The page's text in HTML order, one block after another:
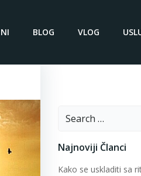
BLOG VLOG
Search
Najnoviji Članci
Kako se uskladiti sa